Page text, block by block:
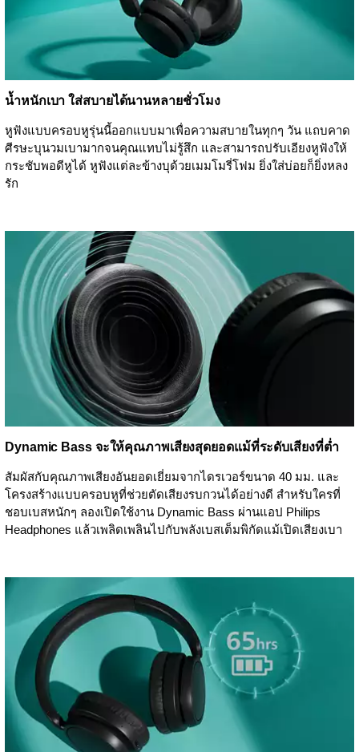
น้ำหนักเบา ใส่สบายได้นานหลายชั่วโมง
หูฟังแบบครอบหูรุ่นนี้ออกแบบมาเพื่อความสบายในทุกๆ วัน แถบคาด
ศีรษะบุนวมเบามากจนคุณแทบไม่รู้สึก และสามารถปรับเอียงหูฟังให้
กระชับพอดีหูได้ หูฟังแต่ละข้างบุด้วยเมมโมรี่โฟม ยิ่งใส่บ่อยก็ยิ่งหลง
รัก
Dynamic Bass จะให้คุณภาพเสียงสุดยอดแม้ที่ระดับเสียงที่ต่ำ
สัมผัสกับคุณภาพเสียงอันยอดเยี่ยมจากไดรเวอร์ขนาด 40 มม. และ
โครงสร้างแบบครอบหูที่ช่วยตัดเสียงรบกวนได้อย่างดี สำหรับใครที่
ชอบเบสหนักๆ ลองเปิดใช้งาน Dynamic Bass ผ่านแอป Philips
Headphones แล้วเพลิดเพลินไปกับพลังเบสเต็มพิกัดแม้เปิดเสียงเบา